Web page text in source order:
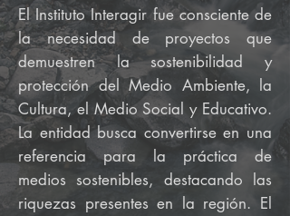
El Instituto Interagir fue consciente de
la necesidad de proyectos que
demuestren la sostenibilidad y
protección del Medio Ambiente, la
Cultura, el Medio Social y Educativo.
La entidad busca convertirse en una
referencia para la práctica de
medios sostenibles, destacando las
riquezas presentes en la región. El